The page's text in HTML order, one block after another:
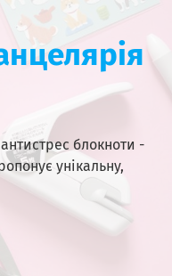
блокноти -
унікальну,